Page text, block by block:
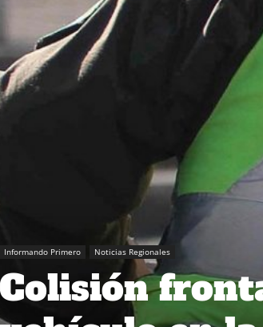
Informando Primero Noticias Regionales
Colisión